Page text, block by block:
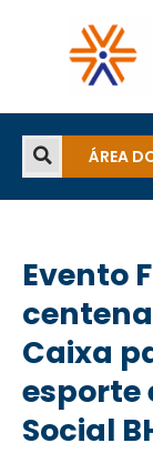
ÁREA
Evento
Caixa
esporte
Social